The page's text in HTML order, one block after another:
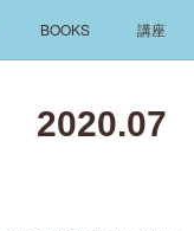
BOOKS 講座
2020.07